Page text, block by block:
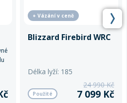
+ Vázání v ceně
Blizzard Firebird WRC
Délka lyží: 185
Použité
24 990 Kč
7 099 Kč